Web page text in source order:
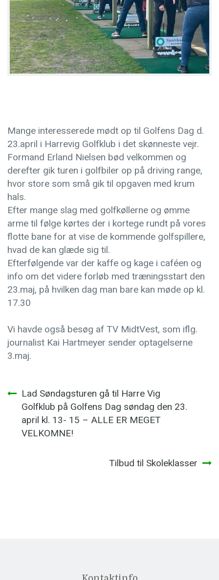
Mange interesserede mødt op til Golfens Dag d.
23.april i Harrevig Golfklub i det skønneste vejr.
Formand Erland Nielsen bød velkommen og
derefter gik turen i golfbiler op på driving range,
hvor store som små gik til opgaven med krum
hals.
Efter mange slag med golfkøllerne og ømme
arme til følge kørtes der i kortege rundt på vores
flotte bane for at vise de kommende golfspillere,
hvad de kan glæde sig til.
Efterfølgende var der kaffe og kage i caféen og
info om det videre forløb med træningsstart den
23.maj, på hvilken dag man bare kan møde op kl.
17.30
Vi havde også besøg af TV MidtVest, som iflg.
journalist Kai Hartmeyer sender optagelserne
3.maj.
Indlægsnavigation
Lad Søndagsturen gå til Harre Vig
Golfklub på Golfens Dag søndag den 23.
april kl. 13- 15 – ALLE ER MEGET
VELKOMNE!
Tilbud til Skoleklasser